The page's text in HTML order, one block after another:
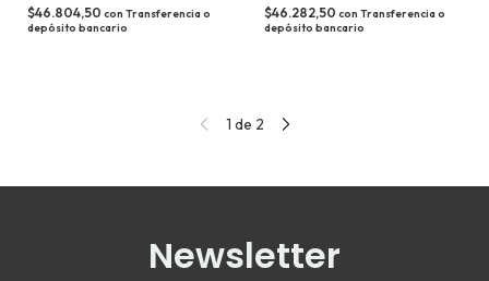
$46.804,50 con Transferencia o
depósito bancario
$46.282,50 con Transferencia o
depósito bancario
1 de 2
Newsletter